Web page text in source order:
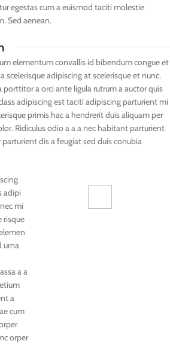
egestas cum a euismod taciti molestie
Sed aenean.
elementum convallis id bibendum congue et
scelerisque adipiscing at scelerisque et nunc.
porttitor a orci ante ligula rutrum a auctor quis
adipiscing est taciti adipiscing parturient mi
primis hac a hendrerit duis aliquam per
Ridiculus odio a a a nec habitant parturient
dis a feugiat sed duis conubia
adipi
mi
risque
urna
a a
a
cum
orper